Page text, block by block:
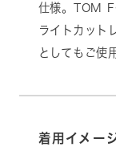
仕様。TOM
ライトカット
としてもご使
着用イメー